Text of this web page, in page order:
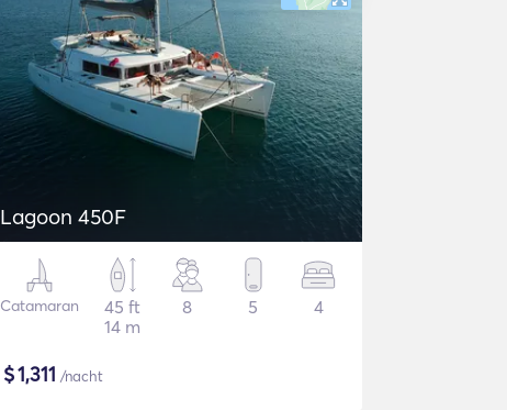
Lagoon 450F
Catamaran
45 ft
14 m
8 5 4
$1,311 /nacht